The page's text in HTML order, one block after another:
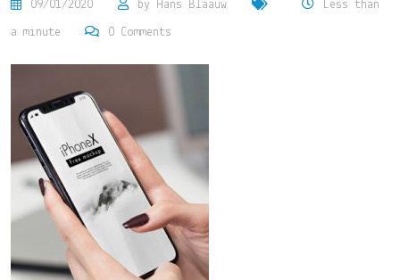
09/01/2020 by Hans Blaauw Less than
a minute 0 Comments